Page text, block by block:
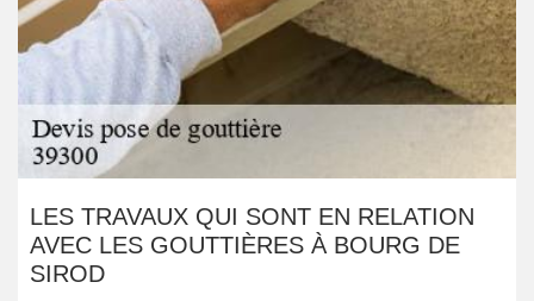
LES TRAVAUX QUI SONT EN RELATION
AVEC LES GOUTTIÈRES À BOURG DE
SIROD